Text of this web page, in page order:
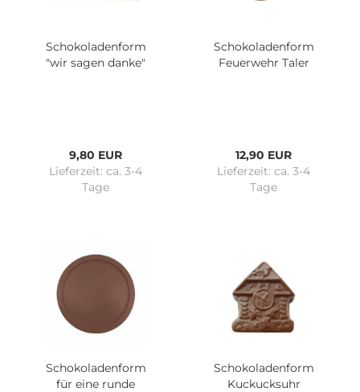
Schokoladenform
"wir sagen danke"
9,80 EUR
Lieferzeit: ca. 3-4
Tage
Schokoladenform
Feuerwehr Taler
12,90 EUR
Lieferzeit: ca. 3-4
Tage
Schokoladenform
für eine runde
Schokoladenform
Kuckucksuhr